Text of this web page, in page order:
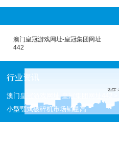
澳门皇冠游戏网址-皇冠集团网址
442
行业资讯
澳门皇冠游戏网址-皇冠集团网址442
小型颚式破碎机市场销量高